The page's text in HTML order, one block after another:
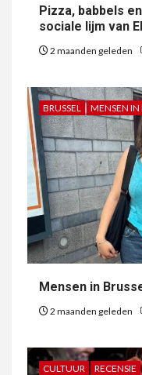
Pizza, babbels
sociale lijm van
2 maanden geleden
BRUSSEL MENSEN IN
Mensen in
2 maanden geleden
CULTUUR RECENSIE